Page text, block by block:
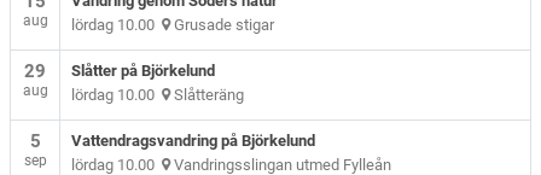
aug
lördag 10.00 Grusade stigar
29
aug
Slåtter på Björkelund
lördag 10.00 Slåtteräng
5
sep
Vattendragsvandring på Björkelund
lördag 10.00 Vandringsslingan utmed Fylleån